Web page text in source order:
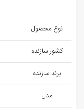
نوع محصول
کشور سازنده
برند سازنده
مدل